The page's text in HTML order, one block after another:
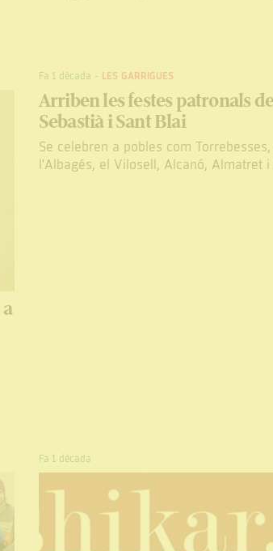
Fa 1 dècada - LES GARRIGUES
Arriben les festes patronals
Sebastià i Sant Blai
Se celebren a pobles com
l'Albagés, el Vilosell, Alcanó, Almatret
Fa 1 dècada